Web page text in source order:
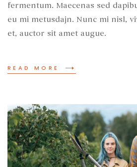
fermentum. Maecenas sed
eu mi metusdajn. Nunc mi nisl,
et, auctor sit amet augue.
READ MORE